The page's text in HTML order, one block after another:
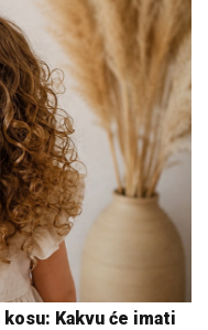
Kakvu će imati